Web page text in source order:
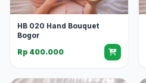
HB 020 Hand Bouquet
Bogor
Rp 400.000